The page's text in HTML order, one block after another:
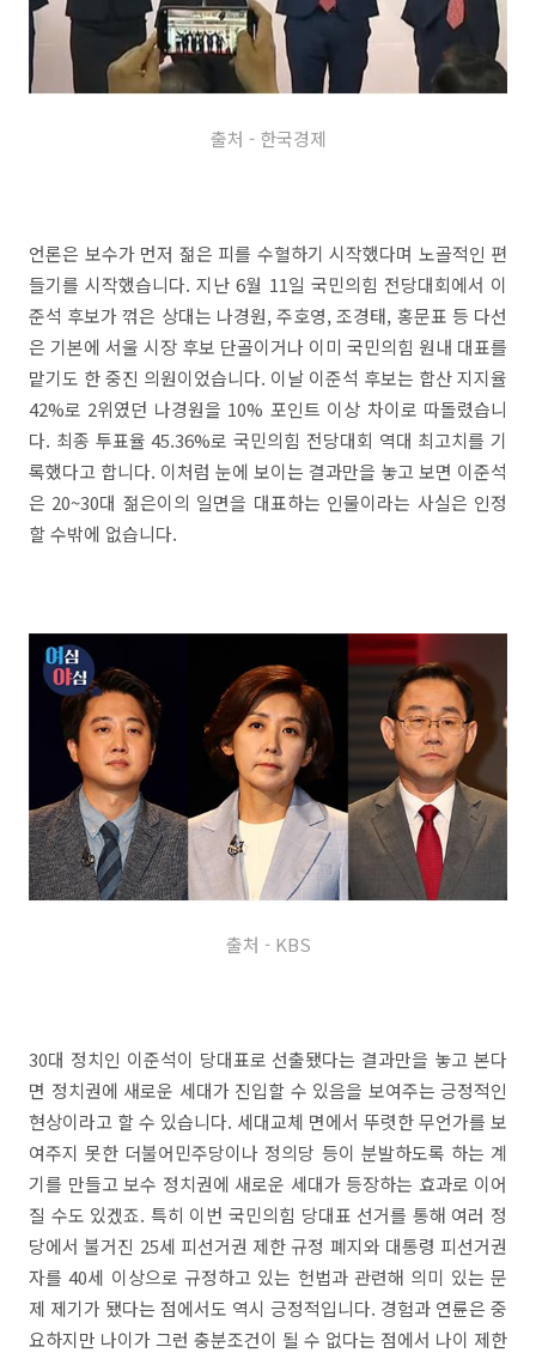
출처 - 한국경제
언론은 보수가 먼저 젊은 피를 수혈하기 시작했다며 노골적인 편
들기를 시작했습니다. 지난 6월 11일 국민의힘 전당대회에서 이
준석 후보가 꺾은 상대는 나경원, 주호영, 조경태, 홍문표 등 다선
은 기본에 서울 시장 후보 단골이거나 이미 국민의힘 원내 대표를
맡기도 한 중진 의원이었습니다. 이날 이준석 후보는 합산 지지율
42%로 2위였던 나경원을 10% 포인트 이상 차이로 따돌렸습니
다. 최종 투표율 45.36%로 국민의힘 전당대회 역대 최고치를 기
록했다고 합니다. 이처럼 눈에 보이는 결과만을 놓고 보면 이준석
은 20~30대 젊은이의 일면을 대표하는 인물이라는 사실은 인정
할 수밖에 없습니다.
출처 - KBS
30대 정치인 이준석이 당대표로 선출됐다는 결과만을 놓고 본다
면 정치권에 새로운 세대가 진입할 수 있음을 보여주는 긍정적인
현상이라고 할 수 있습니다. 세대교체 면에서 뚜렷한 무언가를 보
여주지 못한 더불어민주당이나 정의당 등이 분발하도록 하는 계
기를 만들고 보수 정치권에 새로운 세대가 등장하는 효과로 이어
질 수도 있겠죠. 특히 이번 국민의힘 당대표 선거를 통해 여러 정
당에서 불거진 25세 피선거권 제한 규정 폐지와 대통령 피선거권
자를 40세 이상으로 규정하고 있는 헌법과 관련해 의미 있는 문
제 제기가 됐다는 점에서도 역시 긍정적입니다. 경험과 연륜은 중
요하지만 나이가 그런 충분조건이 될 수 없다는 점에서 나이 제한